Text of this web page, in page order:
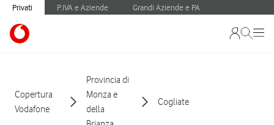
Privati P.IVA e Aziende Grandi Aziende e PA
Copertura
Vodafone
Provincia di
Monza e
della
Cogliate